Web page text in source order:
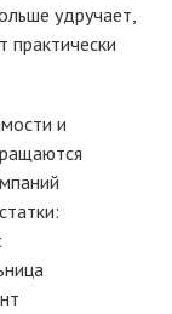
удручает,
практически
и